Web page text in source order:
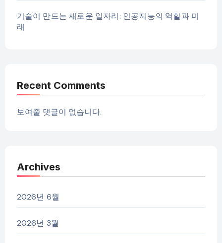
기술이 만드는 새로운 일자리: 인공지능의 역할과 미
래
Recent Comments
보여줄 댓글이 없습니다.
Archives
2026년 6월
2026년 3월